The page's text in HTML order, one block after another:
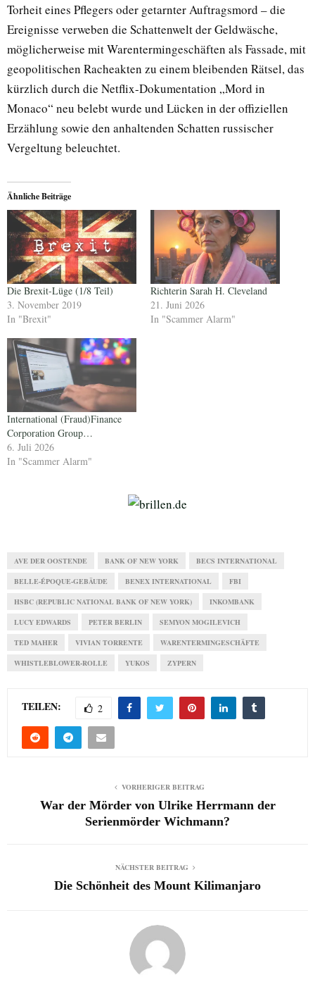
Torheit eines Pflegers oder getarnter Auftragsmord – die
Ereignisse verweben die Schattenwelt der Geldwäsche,
möglicherweise mit Warentermingeschäften als Fassade, mit
geopolitischen Racheakten zu einem bleibenden Rätsel, das
kürzlich durch die Netflix-Dokumentation „Mord in
Monaco“ neu belebt wurde und Lücken in der offiziellen
Erzählung sowie den anhaltenden Schatten russischer
Vergeltung beleuchtet.
Ähnliche Beiträge
Die Brexit-Lüge (1/8 Teil)
3. November 2019
In "Brexit"
Richterin Sarah H. Cleveland
21. Juni 2026
In "Scammer Alarm"
International (Fraud)Finance
Corporation Group…
6. Juli 2026
In "Scammer Alarm"
AVE DER OOSTENDE BANK OF NEW YORK BECS INTERNATIONAL
BELLE-ÉPOQUE-GEBÄUDE BENEX INTERNATIONAL FBI
HSBC (REPUBLIC NATIONAL BANK OF NEW YORK) INKOMBANK
LUCY EDWARDS PETER BERLIN SEMYON MOGILEVICH
TED MAHER VIVIAN TORRENTE WARENTERMINGESCHÄFTE
WHISTLEBLOWER-ROLLE YUKOS ZYPERN
TEILEN: 2
VORHERIGER BEITRAG
War der Mörder von Ulrike Herrmann der
Serienmörder Wichmann?
NÄCHSTER BEITRAG
Die Schönheit des Mount Kilimanjaro